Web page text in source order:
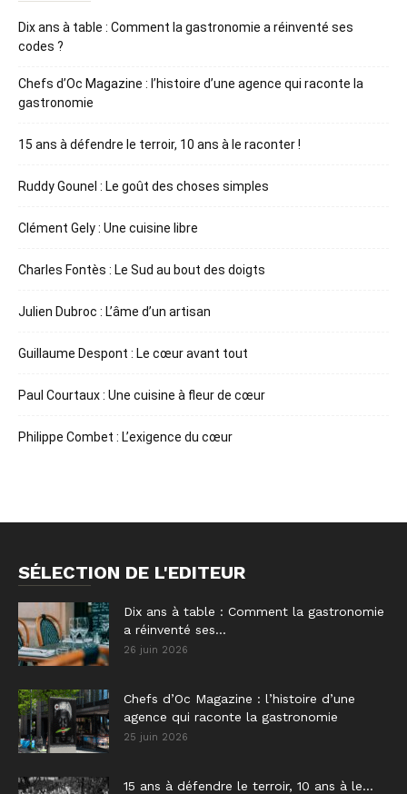
Dix ans à table : Comment la gastronomie a réinventé ses
codes ?
Chefs d’Oc Magazine : l’histoire d’une agence qui raconte la
gastronomie
15 ans à défendre le terroir, 10 ans à le raconter !
Ruddy Gounel : Le goût des choses simples
Clément Gely : Une cuisine libre
Charles Fontès : Le Sud au bout des doigts
Julien Dubroc : L’âme d’un artisan
Guillaume Despont : Le cœur avant tout
Paul Courtaux : Une cuisine à fleur de cœur
Philippe Combet : L’exigence du cœur
SÉLECTION DE L'EDITEUR
Dix ans à table : Comment la gastronomie
a réinventé ses...
26 juin 2026
Chefs d’Oc Magazine : l’histoire d’une
agence qui raconte la gastronomie
25 juin 2026
15 ans à défendre le terroir, 10 ans à le...